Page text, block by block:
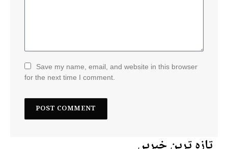
Save my name, email, and website in this browser
for the next time I comment.